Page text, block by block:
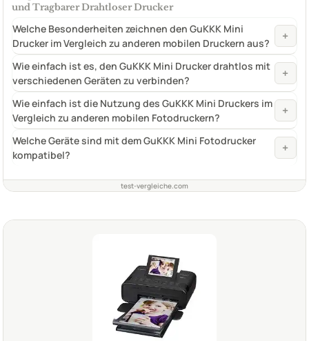
und Tragbarer Drahtloser Drucker
Welche Besonderheiten zeichnen den GuKKK Mini
Drucker im Vergleich zu anderen mobilen Druckern aus?
+
Wie einfach ist es, den GuKKK Mini Drucker drahtlos mit
verschiedenen Geräten zu verbinden?
+
Wie einfach ist die Nutzung des GuKKK Mini Druckers im
Vergleich zu anderen mobilen Fotodruckern?
+
Welche Geräte sind mit dem GuKKK Mini Fotodrucker
kompatibel?
+
test-vergleiche.com